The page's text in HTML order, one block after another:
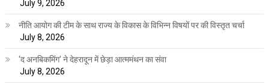
July 9, 2026
नीति आयोग की टीम के साथ राज्य के विकास के विभिन्न विषयों पर की विस्तृत चर्चा
July 8, 2026
‘द अनबिकमिंग’ ने देहरादून में छेड़ा आत्ममंथन का संवा
July 8, 2026